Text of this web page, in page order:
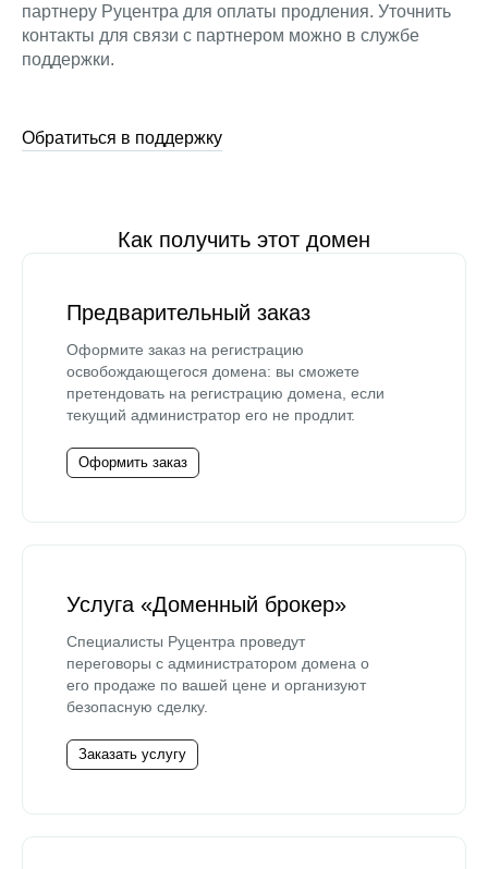
партнеру Руцентра для оплаты продления. Уточнить
контакты для связи с партнером можно в службе
поддержки.
Обратиться в поддержку
Как получить этот домен
Предварительный заказ
Оформите заказ на регистрацию
освобождающегося домена: вы сможете
претендовать на регистрацию домена, если
текущий администратор его не продлит.
Оформить заказ
Услуга «Доменный брокер»
Специалисты Руцентра проведут
переговоры с администратором домена о
его продаже по вашей цене и организуют
безопасную сделку.
Заказать услугу